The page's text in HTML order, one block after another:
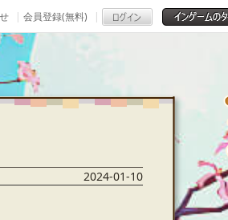
会員登録(無料)
2024-01-10